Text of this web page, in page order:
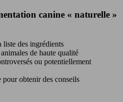
canine « naturelle »
des ingrédients
de haute qualité
ou potentiellement
obtenir des conseils